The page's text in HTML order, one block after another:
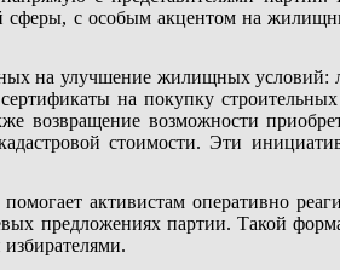
с особым акцентом на
на улучшение жилищных
на покупку
возвращение возможности
стоимости. Эти
активистам оперативно
предложениях партии. Такой